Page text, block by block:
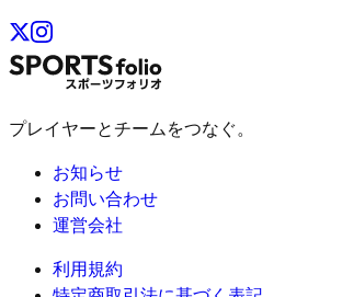
プレイヤーとチームをつなぐ。
お知らせ
お問い合わせ
運営会社
利用規約